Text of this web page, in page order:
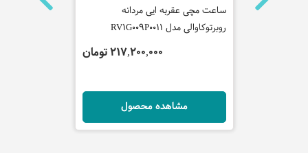
ساعت مچی
ساعت مچی عقربه ایی مردانه
روبرتوکاوالی مدل RV1G009P0011
217,200,000 تومان
مشاهده محصول